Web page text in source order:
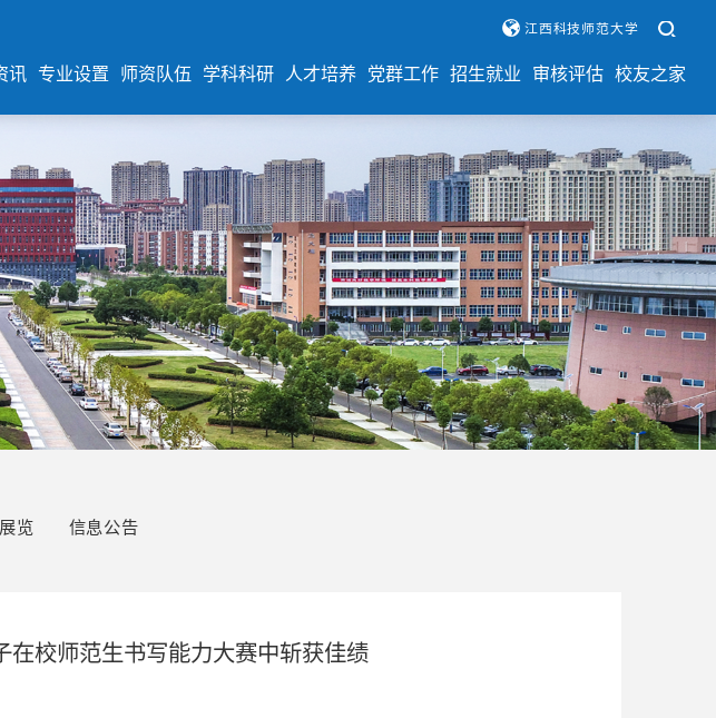
江西科技师范大学
讯 专业设置 师资队伍 学科科研 人才培养 党群工作 招生就业 审核评估 校友之家
览 信息公告
在校师范生书写能力大赛中斩获佳绩